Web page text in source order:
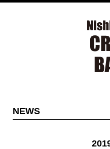
NEWS